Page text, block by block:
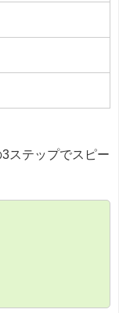
ステップでスピー